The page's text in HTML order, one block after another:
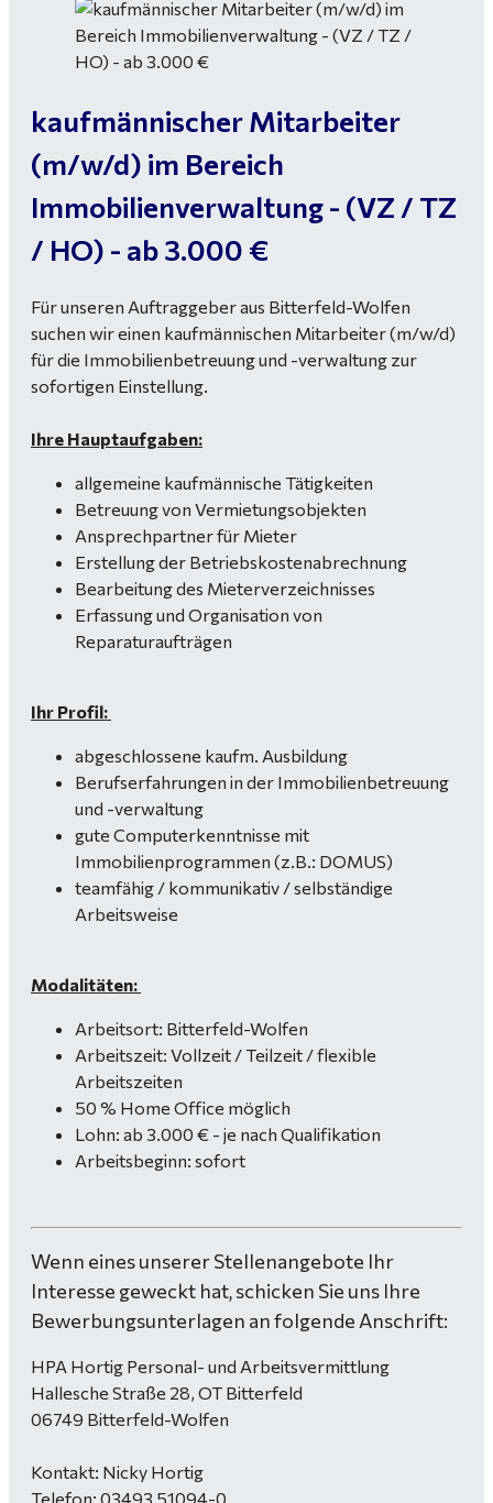
kaufmännischer Mitarbeiter
(m/w/d) im Bereich
Immobilienverwaltung - (VZ / TZ
/ HO) - ab 3.000 €
Für unseren Auftraggeber aus Bitterfeld-Wolfen
suchen wir einen kaufmännischen Mitarbeiter (m/w/d)
für die Immobilienbetreuung und -verwaltung zur
sofortigen Einstellung.
Ihre Hauptaufgaben:
allgemeine kaufmännische Tätigkeiten
Betreuung von Vermietungsobjekten
Ansprechpartner für Mieter
Erstellung der Betriebskostenabrechnung
Bearbeitung des Mieterverzeichnisses
Erfassung und Organisation von
Reparaturaufträgen
Ihr Profil:
abgeschlossene kaufm. Ausbildung
Berufserfahrungen in der Immobilienbetreuung
und -verwaltung
gute Computerkenntnisse mit
Immobilienprogrammen (z.B.: DOMUS)
teamfähig / kommunikativ / selbständige
Arbeitsweise
Modalitäten:
Arbeitsort: Bitterfeld-Wolfen
Arbeitszeit: Vollzeit / Teilzeit / flexible
Arbeitszeiten
50 % Home Office möglich
Lohn: ab 3.000 € - je nach Qualifikation
Arbeitsbeginn: sofort
Wenn eines unserer Stellenangebote Ihr
Interesse geweckt hat, schicken Sie uns Ihre
Bewerbungsunterlagen an folgende Anschrift:
HPA Hortig Personal- und Arbeitsvermittlung
Hallesche Straße 28, OT Bitterfeld
06749 Bitterfeld-Wolfen
Kontakt: Nicky Hortig
Telefon: 03493 51094-0